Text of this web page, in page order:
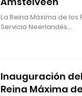
La Reina Máxima de
Servicio Neerlandés…
Inauguración
Reina Máxima